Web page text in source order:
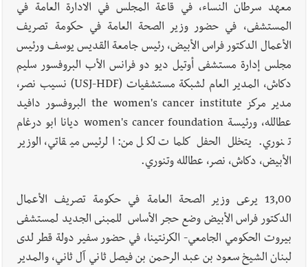
الإثنين 10-8-2026: إضراب في القطاع العام ؟ | هل يقاطع لبنان
جولة المفاوضات الثامنة؟ | موفد أميركي مهمّ إلى بيروت ؟ |
إسرائيل توسّع حربها على لبنان بالحرائق والتفجيرات؟
العالم العربي إسرائيل أمام ضغوط أميركية لإنهاء القتال على
الجبهات الثلاث
أخبار صيدا
بالصور: بهية الحريري تستقبل وفدا من إتحاد عمال
فلسطين – فرع لبنان برئاسة غسان البقاعي
أخبار صيدا بالصور : من القلب إلى القلب : إنقاذ حياة طفلين في
مستشفى حمود الجامعي بصيدا بهبة إنسانية روتارية لعمليات قلب
معهد سرطان النساء، في قاعة المجلس في الادارة العامة في
المستشفى، في حضور وزير الصحة العامة في حكومة تصريف
الأعمال الدكتور فراس الأبيض، رئيس جامعة القديس يوسف ورئيس
مجلس إدارة مستشفى أوتيل ديو دو فرانس الأب البروفسور سليم
دكاش، المدير العام لشبكة مستشفيات (USJ-HDF) نسيب نصر،
مدير مركز the women's cancer institute البروفسور دافيد
عطالله، ورئيسة women's cancer foundation ديانا ابو درغام
تنوري. يتخلل الحفل كلمات لكل من: الرئيس ميقاتي، الوزير
الأبيض، دكاش، نصر، عطالله وتنوري.
13,00 يرعى وزير الصحة العامة في حكومة تصريف الأعمال
الدكتور فراس الأبيض وضع حجر الأساس للمبنى الجديد لمستشفى
بيروت الحكومي الجامعي- الكرنتينا، في حضور سفير دولة قطر لدى
لبنان الشيخ سعود بن عبد الرحمن بن فيصل ثاني آل ثاني، والمدير